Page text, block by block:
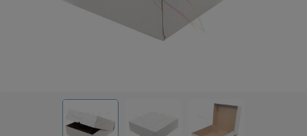
Ev Hediyeleri
Yeni İş Hediyeleri